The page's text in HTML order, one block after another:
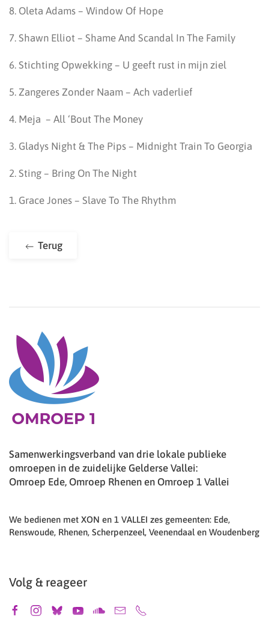
8. Oleta Adams – Window Of Hope
7. Shawn Elliot – Shame And Scandal In The Family
6. Stichting Opwekking – U geeft rust in mijn ziel
5. Zangeres Zonder Naam – Ach vaderlief
4. Meja – All ‘Bout The Money
3. Gladys Night & The Pips – Midnight Train To Georgia
2. Sting – Bring On The Night
1. Grace Jones – Slave To The Rhythm
Terug
Samenwerkingsverband van drie lokale publieke
omroepen in de zuidelijke Gelderse Vallei:
Omroep Ede, Omroep Rhenen en Omroep 1 Vallei
We bedienen met XON en 1 VALLEI zes gemeenten: Ede,
Renswoude, Rhenen, Scherpenzeel, Veenendaal en Woudenberg
Volg & reageer